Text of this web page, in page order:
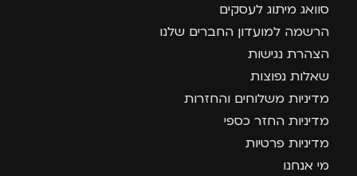
סוואג מיתוג לעסקים
הרשמה למועדון החברים שלנו
הצהרת נגישות
שאלות נפוצות
מדיניות משלוחים והחזרות
מדיניות החזר כספי
מדיניות פרטיות
מי אנחנו